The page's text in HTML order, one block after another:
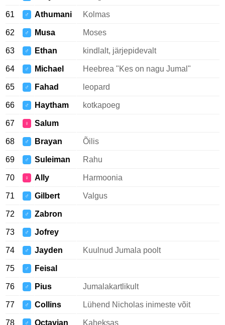
61 ♂ Athumani Kolmas
62 ♂ Musa Moses
63 ♂ Ethan kindlalt, järjepidevalt
64 ♂ Michael Heebrea "Kes on nagu Jumal"
65 ♂ Fahad leopard
66 ♂ Haytham kotkapoeg
67 ♀ Salum
68 ♂ Brayan Õilis
69 ♂ Suleiman Rahu
70 ♀ Ally Harmoonia
71 ♂ Gilbert Valgus
72 ♂ Zabron
73 ♂ Jofrey
74 ♂ Jayden Kuulnud Jumala poolt
75 ♂ Feisal
76 ♂ Pius Jumalakartlikult
77 ♂ Collins Lühend Nicholas inimeste võit
78 ♂ Octavian Kaheksas